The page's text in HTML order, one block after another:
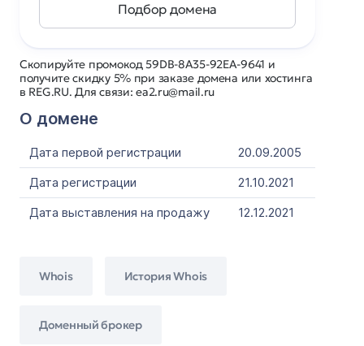
Скопируйте промокод 59DB-8A35-92EA-9641 и
получите скидку 5% при заказе домена или хостинга
в REG.RU. Для связи: ea2.ru@mail.ru
О домене
Дата первой регистрации
20.09.2005
Дата регистрации
21.10.2021
Дата выставления на продажу
12.12.2021
Whois История Whois
Доменный брокер
Подбор домена